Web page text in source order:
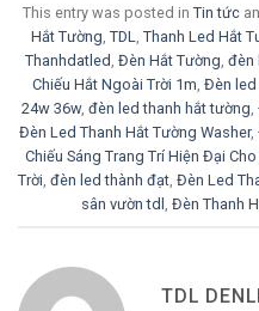
This entry was posted in Tin tức
Hắt Tường, TDL, Thanh Led Hắt
Thanhdatled, Đèn Hắt Tường, đèn
Chiếu Hắt Ngoài Trời 1m, Đèn led
24w 36w, đèn led thanh hắt tường,
Đèn Led Thanh Hắt Tường Washer,
Chiếu Sáng Trang Trí Hiện Đại
Trời, đèn led thành đạt, Đèn Led
sân vườn tdl , Đèn Thanh
TDL